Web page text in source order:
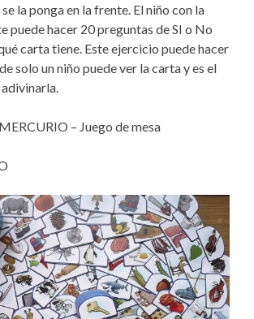
se la ponga en la frente. El niño con la
puede hacer 20 preguntas de SI o No
carta tiene. Este ejercicio puede hacer
solo un niño puede ver la carta y es el
– Juego de mesa